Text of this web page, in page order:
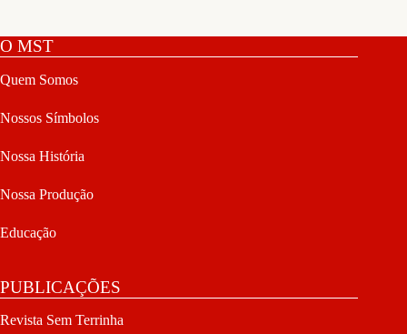
O MST
Quem Somos
Nossos Símbolos
Nossa História
Nossa Produção
Educação
PUBLICAÇÕES
Revista Sem Terrinha